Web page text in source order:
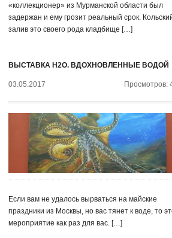
«коллекционер» из Мурманской области был
задержан и ему грозит реальный срок.
залив это своего рода кладбище […]
ВЫСТАВКА H2O. ВДОХНОВЛЕННЫЕ ВОДОЙ
03.05.2017 Просмотров:
Если вам не удалось вырваться на майские
праздники из Москвы, но вас тянет к воде, то
мероприятие как раз для вас. […]